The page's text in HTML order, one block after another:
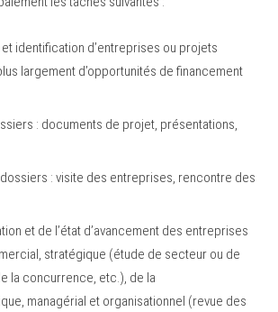
identification d’entreprises ou projets
largement d’opportunités de financement
: documents de projet, présentations,
: visite des entreprises, rencontre des
et de l’état d’avancement des entreprises
stratégique (étude de secteur ou de
la concurrence, etc.), de la
managérial et organisationnel (revue des